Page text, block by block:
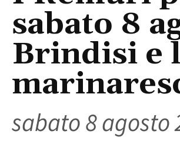
sabato 8
Brindisi e
sabato 8 agosto